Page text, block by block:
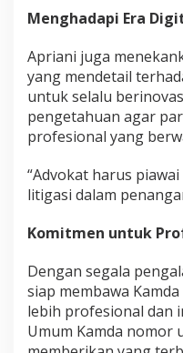
Menghadapi Era
Apriani juga
yang mendetail
untuk selalu
pengetahuan agar
profesional yang
“Advokat harus
litigasi dalam
Komitmen untuk
Dengan segala
siap membawa
lebih profesional dan
Umum Kamda nomor